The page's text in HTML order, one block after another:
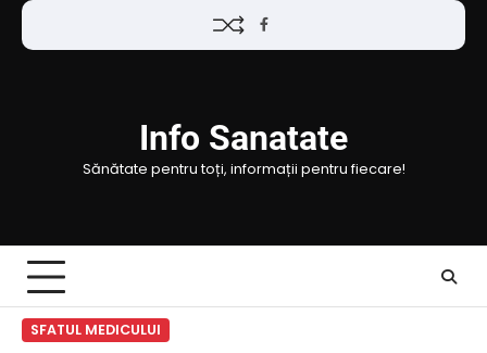
Skip
Facebook
Info Sanatate
Sănătate pentru toți, informații pentru fiecare!
SFATUL MEDICULUI